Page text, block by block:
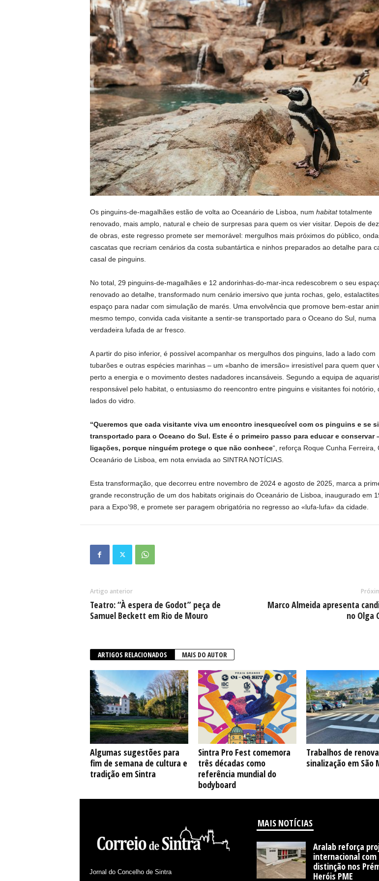
Os pinguins-de-magalhães estão de volta ao Oceanário de Lisboa, num habitattotalmente
renovado, mais amplo, natural e cheio de surpresas para quem os vier visitar. Depois de
de obras, este regresso promete ser memorável: mergulhos mais próximos do público,
cascatas que recriam cenários da costa subantártica e ninhos preparados ao detalhe para
casal de pinguins.
No total, 29 pinguins-de-magalhães e 12 andorinhas-do-mar-inca redescobrem o seu
renovado ao detalhe, transformado num cenário imersivo que junta rochas, gelo,
espaço para nadar com simulação de marés. Uma envolvência que promove bem-estar
mesmo tempo, convida cada visitante a sentir-se transportado para o Oceano do Sul, numa
verdadeira lufada de ar fresco.
A partir do piso inferior, é possível acompanhar os mergulhos dos pinguins, lado a lado com
tubarões e outras espécies marinhas – um «banho de imersão» irresistível para quem quer
perto a energia e o movimento destes nadadores incansáveis. Segundo a equipa de
responsável pelo habitat, o entusiasmo do reencontro entre pinguins e visitantes foi notório,
lados do vidro.
“Queremos que cada visitante viva um encontro inesquecível com os pinguins e se
transportado para o Oceano do Sul. Este é o primeiro passo para educar e conservar
ligações, porque ninguém protege o que não conhece“, reforça Roque Cunha Ferreira,
Oceanário de Lisboa, em nota enviada ao SINTRA NOTÍCIAS.
Esta transformação, que decorreu entre novembro de 2024 e agosto de 2025, marca a
grande reconstrução de um dos habitats originais do Oceanário de Lisboa, inaugurado em
para a Expo’98, e promete ser paragem obrigatória no regresso ao «lufa-lufa» da cidade.
Artigo anterior
Teatro: “À espera de Godot” peça de
Samuel Beckett em Rio de Mouro
Marco Almeida apresenta
no Olga
ARTIGOS RELACIONADOS MAIS DO AUTOR
Algumas sugestões para
fim de semana de cultura e
tradição em Sintra
Sintra Pro Fest comemora
três décadas como
referência mundial do
bodyboard
Trabalhos de
sinalização em São
Jornal do Concelho de Sintra
MAIS NOTÍCIAS
Aralab reforça
internacional com
distinção nos
Heróis PME